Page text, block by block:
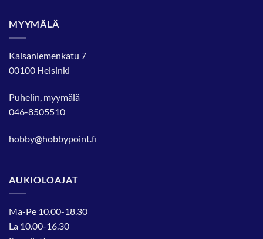
MYYMÄLÄ
Kaisaniemenkatu 7
00100 Helsinki
Puhelin, myymälä
046-8505510
hobby@hobbypoint.fi
AUKIOLOAJAT
Ma-Pe 10.00-18.30
La 10.00-16.30